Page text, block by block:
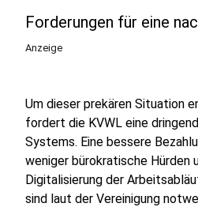
Forderungen für eine
Anzeige
Um dieser prekären Situation
fordert die KVWL eine
Systems. Eine bessere
weniger bürokratische Hürden
Digitalisierung der
sind laut der Vereinigung